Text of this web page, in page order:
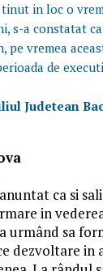
in loc o
s-a constatat
pe vremea
de
Judetean
ca si
in
urmând sa
dezvoltare in